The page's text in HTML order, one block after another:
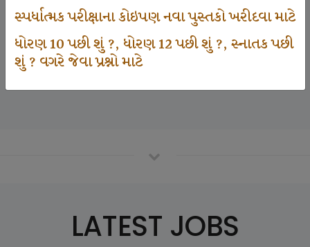
સ્પર્ધાત્મક પરીક્ષાના કોઇપણ નવા પુસ્તકો ખરીદવા માટે
ધોરણ 10 પછી શું ?, ધોરણ 12 પછી શું ?, સ્નાતક પછી
શું ? વગરે જેવા પ્રશ્નો માટે
125000
LATEST JOBS